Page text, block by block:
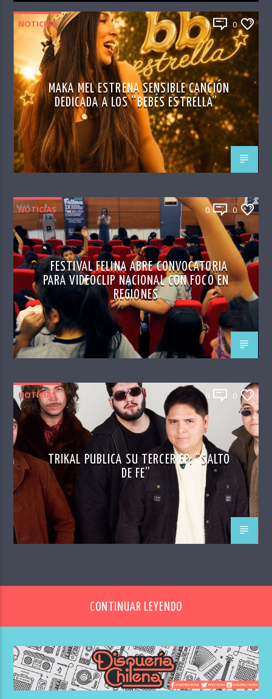
NOTICIAS 0 0
MAKA MEL ESTRENA SENSIBLE CANCIÓN
DEDICADA A LOS “BEBÉS ESTRELLA”
NOTICIAS 0 0
FESTIVAL FELINA ABRE CONVOCATORIA
PARA VIDEOCLIP NACIONAL CON FOCO EN
REGIONES
NOTICIAS 0 0
TRIKAL PUBLICA SU TERCER EP: “SALTO
DE FE”
CONTINUAR LEYENDO